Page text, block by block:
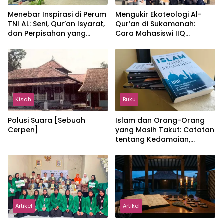
Menebar Inspirasi di Perum
TNI AL: Seni, Qur’an Isyarat,
dan Perpisahan yang
Mengukir Ekoteologi Al-
Qur’an di Sukamanah:
Cara Mahasiswi IIQ
Jonggol
Kisah
Polusi Suara [Sebuah
Cerpen]
Buku
Islam dan Orang-Orang
yang Masih Takut: Catatan
tentang Kedamaian,
dalam Pemikiran Masykuri
Abdillah
Artikel Artikel